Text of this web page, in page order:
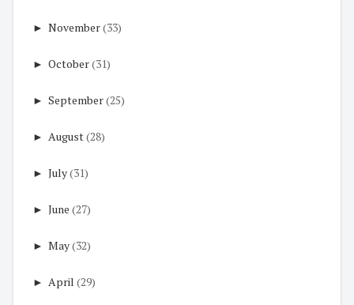
► November(33)
► October(31)
► September(25)
► August(28)
► July(31)
► June (27)
► May(32)
► April (29)